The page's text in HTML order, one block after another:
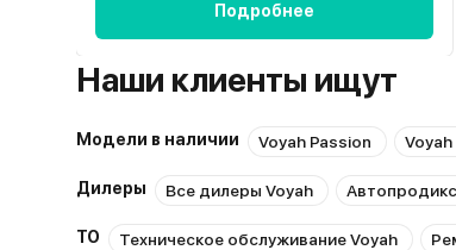
Подробнее
Наши клиенты ищут
Модели в наличии Voyah Passion Voyah
Дилеры Все дилеры Voyah
ТО Техническое обслуживание Voyah